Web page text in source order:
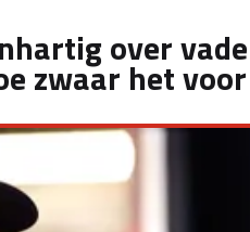
over
zwaar het